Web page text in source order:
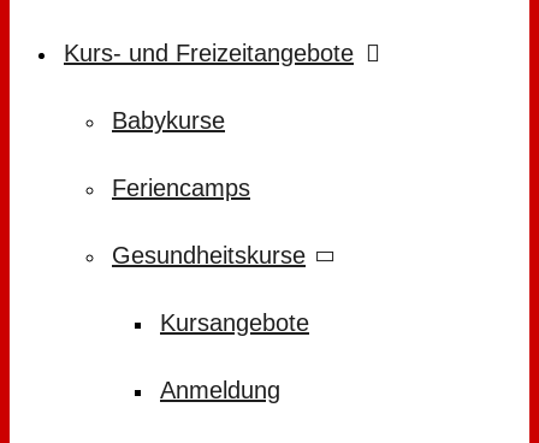
Kurs- und Freizeitangebote
Babykurse
Feriencamps
Gesundheitskurse
Kursangebote
Anmeldung